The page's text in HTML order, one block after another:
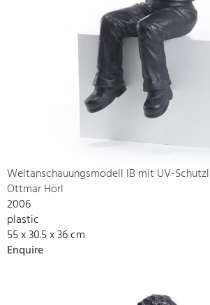
Weltanschauungsmodell IB mit UV-
Ottmar Hörl
2006
plastic
55 x 30.5 x 36 cm
Enquire